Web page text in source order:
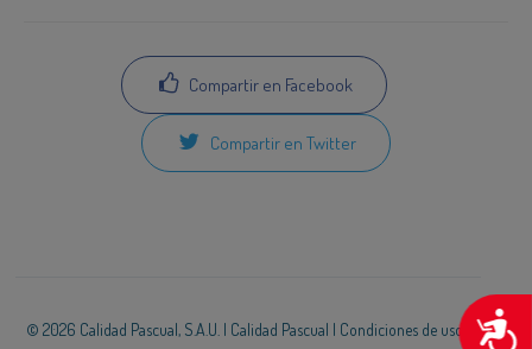
Compartir en Facebook
Compartir en Twitter
© 2026 Calidad Pascual, S.A.U. | Calidad Pascual | Condiciones de uso